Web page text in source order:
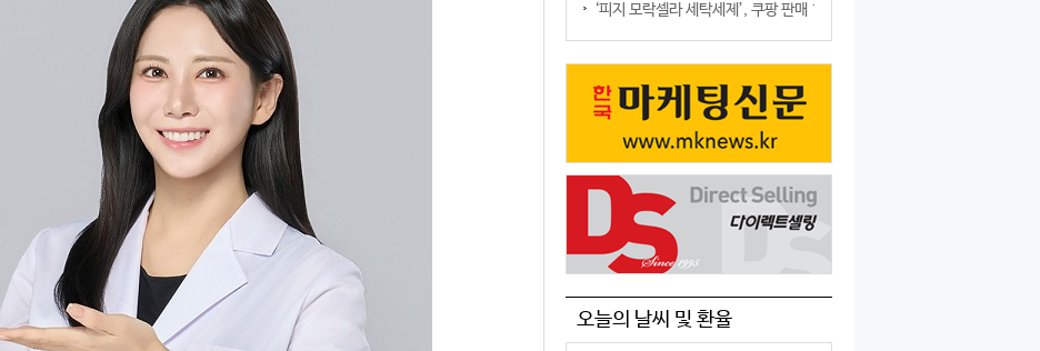
‘피지 모락셀라 세탁세제’, 쿠팡 판매 1위 등극
오늘의 날씨 및 환율